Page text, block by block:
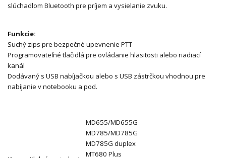
slúchadlom Bluetooth pre príjem a vysielanie zvuku.
Funkcie:
Suchý zips pre bezpečné upevnenie PTT
Programovateľné tlačidlá pre ovládanie hlasitosti alebo riadiací
kanál
Dodávaný s USB nabíjačkou alebo s USB zástrčkou vhodnou pre
nabíjanie v notebooku a pod.
MD655/MD655G
MD785/MD785G
MD785G duplex
MT680 Plus